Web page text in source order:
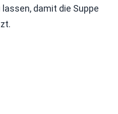
damit die Suppe